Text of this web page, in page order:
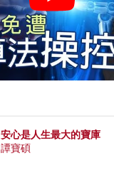
安心是人生最大的寶庫
譚寶碩